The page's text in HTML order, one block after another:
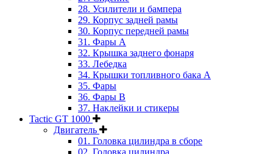
28. Усилители и бампера
29. Корпус задней рамы
30. Корпус передней рамы
31. Фары А
32. Крышка заднего фонаря
33. Лебедка
34. Крышки топливного бака А
35. Фары
36. Фары B
37. Наклейки и стикеры
Tactic GT 1000
Двигатель
01. Головка цилиндра в сборе
02. Головка цилиндра